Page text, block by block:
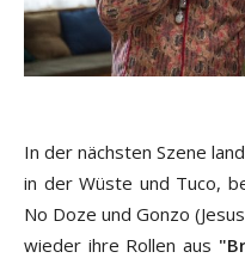
In der nächsten Szene
in der Wüste und Tuco,
No Doze und Gonzo
wieder ihre Rollen aus